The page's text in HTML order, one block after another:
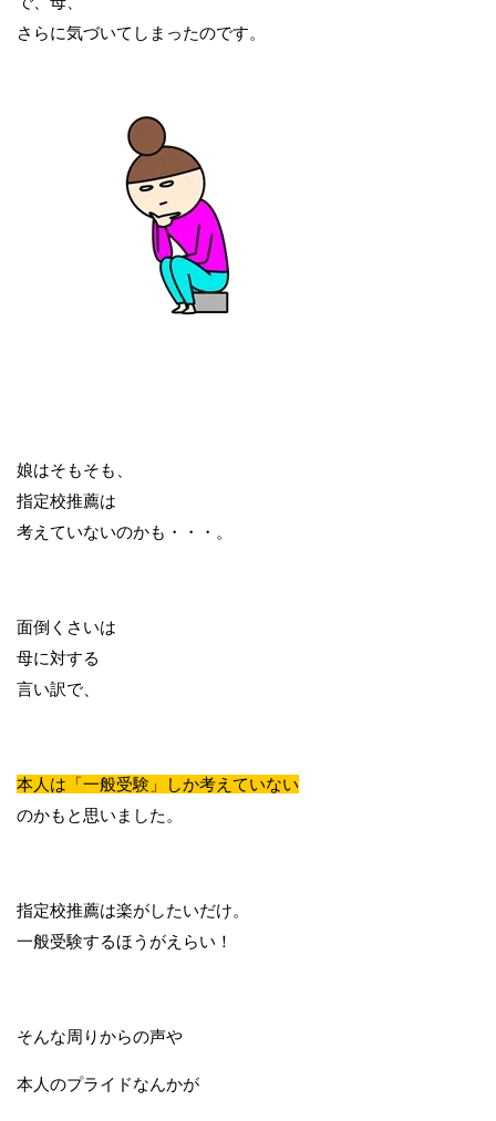
さらに気づいてしまったのです。
娘はそもそも、
指定校推薦は
考えていないのかも・・・。
面倒くさいは
母に対する
言い訳で、
本人は「一般受験」しか考えていない
のかもと思いました。
指定校推薦は楽がしたいだけ。
一般受験するほうがえらい！
そんな周りからの声や
本人のプライドなんかが